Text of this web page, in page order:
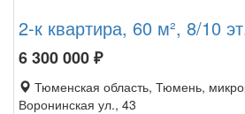
2-к квартира, 60 м², 8/10
6 300 000₽
Тюменская область, Тюмень,
Воронинская ул., 43